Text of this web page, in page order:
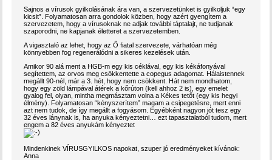
Sajnos a vírusok gyilkolásának ára van, a szervezetünket is gyilkoljuk “egy
kicsit”. Folyamatosan arra gondolok közben, hogy azért gyengítem a
szervezetem, hogy a vírusoknak ne adjak további táptalajt, ne tudjanak
szaporodni, ne kapjanak életteret a szervezetemben.
A vigasztaló az lehet, hogy az Ő fiatal szervezete, várhatóan még
könnyebben fog regenerálódni a sikeres kezelések után.
Amikor 90 alá ment a HGB-m egy kis céklával, egy kis kékáfonyával
segítettem, az orvos meg csökkentette a copegus adagomat. Hálaistennek
megállt 90-nél, már a 3. hét, hogy nem csökkent. Hát nem mondhatom,
hogy egy zöld lámpával átérek a kőrúton (kell ahhoz 2 is), egy emelet
gyalog fel, olyan, mintha megmásztam volna a Kékes tetőt (egy kis hegyi
élmény). Folyamatosan “kényszerítem” magam a csipegetésre, mert enni
azt nem tudok, de így megállt a fogyásom. Egyébként nagyon jót tesz egy
32 éves lánynak is, ha anyuka kényeztetni… ezt tapasztalatból tudom, mert
engem a 82 éves anyukám kényeztet
Mindenkinek VÍRUSGYILKOS napokat, szuper jó eredményeket kívánok:
Anna